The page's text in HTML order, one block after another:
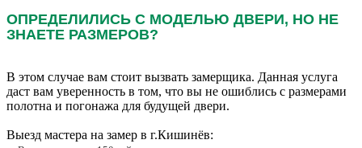
ОПРЕДЕЛИЛИСЬ С МОДЕЛЬЮ ДВЕРИ, НО НЕ
ЗНАЕТЕ РАЗМЕРОВ?
В этом случае вам стоит вызвать замерщика. Данная услуга
даст вам уверенность в том, что вы не ошиблись с размерами
полотна и погонажа для будущей двери.
Выезд мастера на замер в г.Кишинёв: